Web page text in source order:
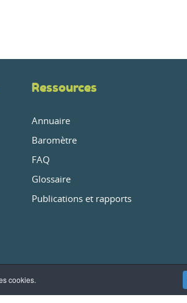
Ressources
Annuaire
Baromètre
FAQ
Glossaire
Publications et rapports
cookies.